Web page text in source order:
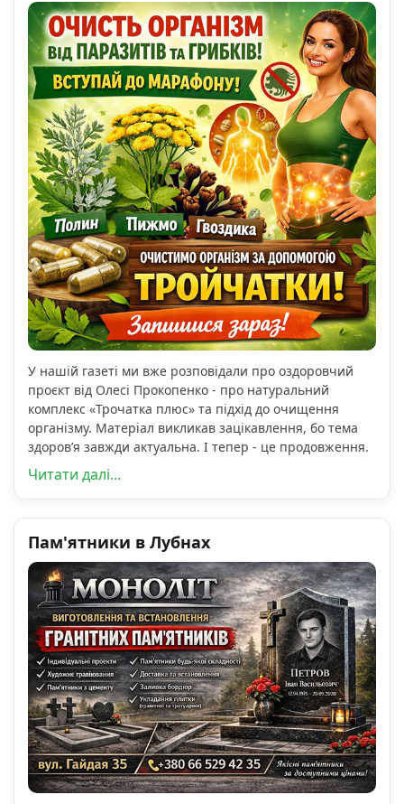
У нашій газеті ми вже розповідали про оздоровчий
проєкт від Олесі Прокопенко - про натуральний
комплекс «Трочатка плюс» та підхід до очищення
організму. Матеріал викликав зацікавлення, бо тема
здоров’я завжди актуальна. І тепер - це продовження.
Читати далі...
Пам'ятники в Лубнах